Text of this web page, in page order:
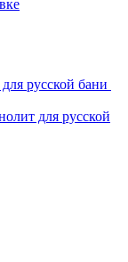
русской бани
для русской